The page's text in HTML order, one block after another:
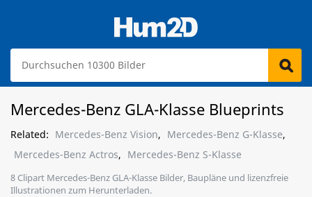
Mercedes-Benz GLA-Klasse Blueprints
Related: Mercedes-Benz Vision, Mercedes-Benz G-Klasse,
Mercedes-Benz Actros, Mercedes-Benz S-Klasse
8 Clipart Mercedes-Benz GLA-Klasse Bilder, Baupläne und lizenzfreie
Illustrationen zum Herunterladen.